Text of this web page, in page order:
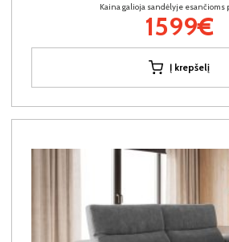
Kaina galioja sandėlyje esančioms
1599€
Į krepšelį